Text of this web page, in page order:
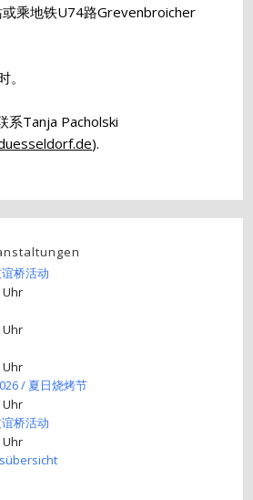
乘地铁U74路Grevenbroicher
系Tanja Pacholski
).
桥活动
Uhr
Uhr
Uhr
/ 夏日烧烤节
Uhr
桥活动
Uhr